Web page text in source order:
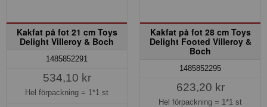
Kakfat på fot 21 cm Toys
Delight Villeroy & Boch
1485852291
534,10 kr
Hel förpackning = 1*1 st
Kakfat på fot 28 cm Toys
Delight Footed Villeroy &
Boch
1485852295
623,20 kr
Hel förpackning = 1*1 st